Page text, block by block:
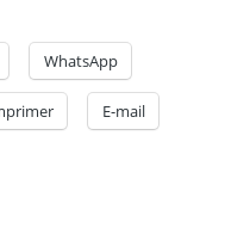
WhatsApp
E-mail